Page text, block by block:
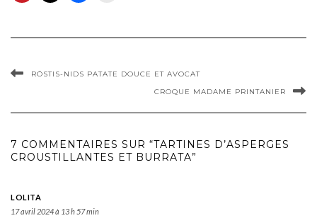
RÖSTIS-NIDS PATATE DOUCE ET AVOCAT
CROQUE MADAME PRINTANIER
7 COMMENTAIRES SUR “TARTINES D’ASPERGES
CROUSTILLANTES ET BURRATA”
LOLITA
17 avril 2024 à 13 h 57 min